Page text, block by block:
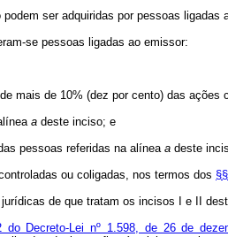
ser adquiridas por pessoas
se pessoas ligadas ao emissor:
mais de 10% (dez por cento) das ações
a deste inciso; e
pessoas referidas na alínea a deste
ou coligadas, nos termos dos
de que tratam os incisos I e II
do Decreto-Lei nº 1.598, de 26 de